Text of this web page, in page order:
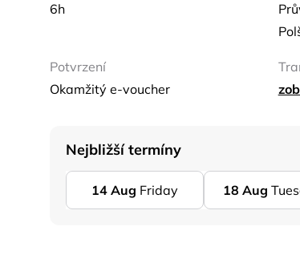
6h
Potvrzení
Okamžitý e-voucher
Nejbližší termíny
14 Aug Friday 18 Aug